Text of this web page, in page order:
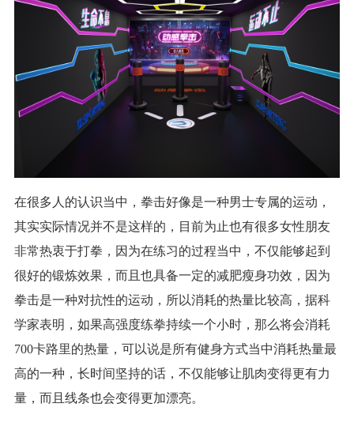
在很多人的认识当中，拳击好像是一种男士专属的运动，
其实实际情况并不是这样的，目前为止也有很多女性朋友
非常热衷于打拳，因为在练习的过程当中，不仅能够起到
很好的锻炼效果，而且也具备一定的减肥瘦身功效，因为
拳击是一种对抗性的运动，所以消耗的热量比较高，据科
学家表明，如果高强度练拳持续一个小时，那么将会消耗
700卡路里的热量，可以说是所有健身方式当中消耗热量最
高的一种，长时间坚持的话，不仅能够让肌肉变得更有力
量，而且线条也会变得更加漂亮。